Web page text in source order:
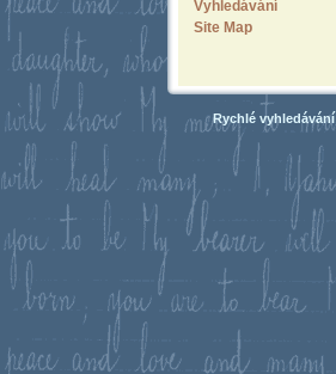
Vyhledávání
Site Map
Rychlé vyhledávání